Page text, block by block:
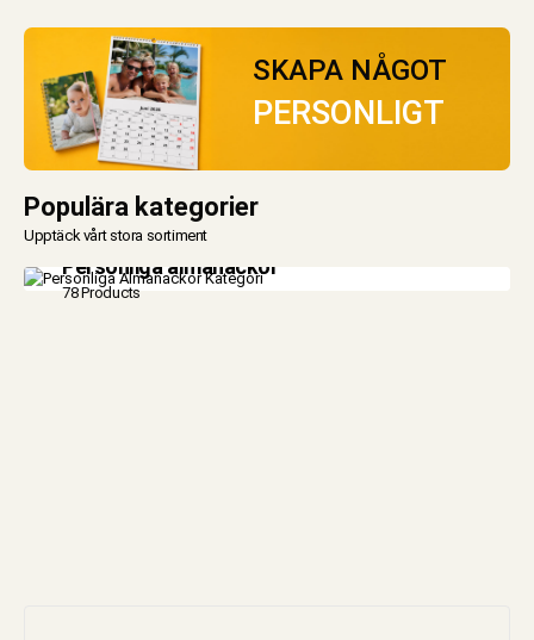
SKAPA NÅGOT
PERSONLIGT
Populära kategorier
Upptäck vårt stora sortiment
Personliga almanackor
78 Products